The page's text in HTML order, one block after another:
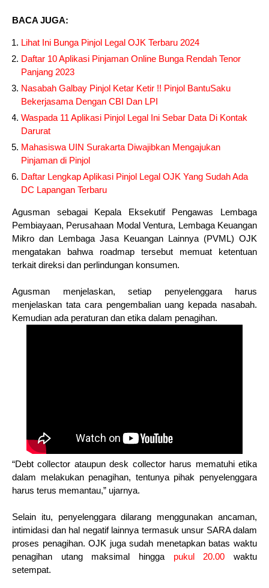
BACA JUGA:
Lihat Ini Bunga Pinjol Legal OJK Terbaru 2024
Daftar 10 Aplikasi Pinjaman Online Bunga Rendah Tenor
Panjang 2023
Nasabah Galbay Pinjol Ketar Ketir !! Pinjol BantuSaku
Bekerjasama Dengan CBI Dan LPI
Waspada 11 Aplikasi Pinjol Legal Ini Sebar Data Di Kontak
Darurat
Mahasiswa UIN Surakarta Diwajibkan Mengajukan
Pinjaman di Pinjol
Daftar Lengkap Aplikasi Pinjol Legal OJK Yang Sudah Ada
DC Lapangan Terbaru
Agusman sebagai Kepala Eksekutif Pengawas Lembaga
Pembiayaan, Perusahaan Modal Ventura, Lembaga Keuangan
Mikro dan Lembaga Jasa Keuangan Lainnya (PVML) OJK
mengatakan bahwa roadmap tersebut memuat ketentuan
terkait direksi dan perlindungan konsumen.
Agusman menjelaskan, setiap penyelenggara harus
menjelaskan tata cara pengembalian uang kepada nasabah.
Kemudian ada peraturan dan etika dalam penagihan.
“Debt collector ataupun desk collector harus mematuhi etika
dalam melakukan penagihan, tentunya pihak penyelenggara
harus terus memantau,” ujarnya.
Selain itu, penyelenggara dilarang menggunakan ancaman,
intimidasi dan hal negatif lainnya termasuk unsur SARA dalam
proses penagihan. OJK juga sudah menetapkan batas waktu
penagihan utang maksimal hingga pukul 20.00 waktu
setempat.